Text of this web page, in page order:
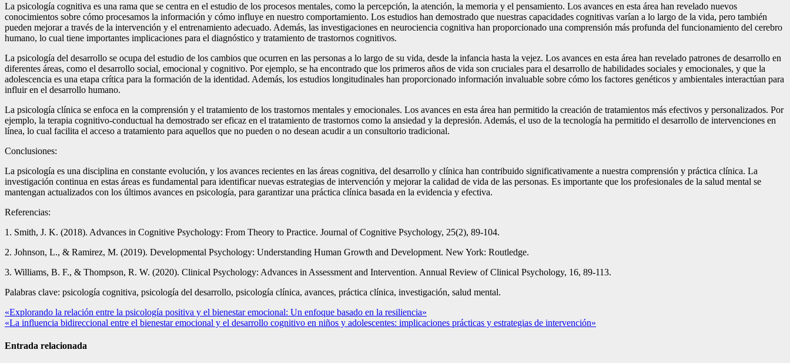
La psicología cognitiva es una rama que se centra en el estudio de los procesos mentales, como la percepción, la atención, la memoria y el pensamiento. Los avances en esta área han revelado nuevos
conocimientos sobre cómo procesamos la información y cómo influye en nuestro comportamiento. Los estudios han demostrado que nuestras capacidades cognitivas varían a lo largo de la vida, pero también
pueden mejorar a través de la intervención y el entrenamiento adecuado. Además, las investigaciones en neurociencia cognitiva han proporcionado una comprensión más profunda del funcionamiento del cerebro
humano, lo cual tiene importantes implicaciones para el diagnóstico y tratamiento de trastornos cognitivos.
La psicología del desarrollo se ocupa del estudio de los cambios que ocurren en las personas a lo largo de su vida, desde la infancia hasta la vejez. Los avances en esta área han revelado patrones de desarrollo en
diferentes áreas, como el desarrollo social, emocional y cognitivo. Por ejemplo, se ha encontrado que los primeros años de vida son cruciales para el desarrollo de habilidades sociales y emocionales, y que la
adolescencia es una etapa crítica para la formación de la identidad. Además, los estudios longitudinales han proporcionado información invaluable sobre cómo los factores genéticos y ambientales interactúan para
influir en el desarrollo humano.
La psicología clínica se enfoca en la comprensión y el tratamiento de los trastornos mentales y emocionales. Los avances en esta área han permitido la creación de tratamientos más efectivos y personalizados. Por
ejemplo, la terapia cognitivo-conductual ha demostrado ser eficaz en el tratamiento de trastornos como la ansiedad y la depresión. Además, el uso de la tecnología ha permitido el desarrollo de intervenciones en
línea, lo cual facilita el acceso a tratamiento para aquellos que no pueden o no desean acudir a un consultorio tradicional.
Conclusiones:
La psicología es una disciplina en constante evolución, y los avances recientes en las áreas cognitiva, del desarrollo y clínica han contribuido significativamente a nuestra comprensión y práctica clínica. La
investigación continua en estas áreas es fundamental para identificar nuevas estrategias de intervención y mejorar la calidad de vida de las personas. Es importante que los profesionales de la salud mental se
mantengan actualizados con los últimos avances en psicología, para garantizar una práctica clínica basada en la evidencia y efectiva.
Referencias:
1. Smith, J. K. (2018). Advances in Cognitive Psychology: From Theory to Practice. Journal of Cognitive Psychology, 25(2), 89-104.
2. Johnson, L., & Ramirez, M. (2019). Developmental Psychology: Understanding Human Growth and Development. New York: Routledge.
3. Williams, B. F., & Thompson, R. W. (2020). Clinical Psychology: Advances in Assessment and Intervention. Annual Review of Clinical Psychology, 16, 89-113.
Palabras clave: psicología cognitiva, psicología del desarrollo, psicología clínica, avances, práctica clínica, investigación, salud mental.
Navegación
de
entradas
«Explorando la relación entre la psicología positiva y el bienestar emocional: Un enfoque basado en la resiliencia»
«La influencia bidireccional entre el bienestar emocional y el desarrollo cognitivo en niños y adolescentes: implicaciones prácticas y estrategias de intervención»
Entrada relacionada